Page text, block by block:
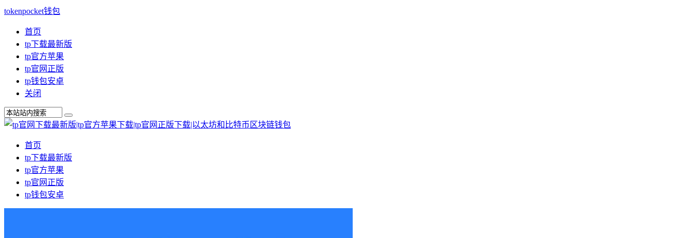
tokenpocket钱包
首页
tp下载最新版
tp官方苹果
tp官网正版
tp钱包安卓
关闭
首页
tp下载最新版
tp官方苹果
tp官网正版
tp钱包安卓